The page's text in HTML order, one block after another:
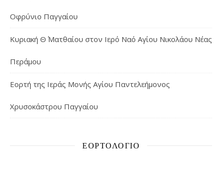
Οφρύνιο Παγγαίου
Κυριακή Θ΄ Ματθαίου στον Ιερό Ναό Αγίου Νικολάου Νέας
Περάμου
Εορτή της Ιεράς Μονής Αγίου Παντελεήμονος
Χρυσοκάστρου Παγγαίου
ΕΟΡΤΟΛΌΓΙΟ